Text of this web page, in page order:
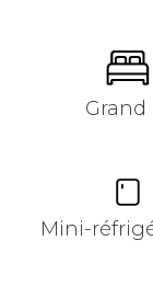
Grand
Mini-